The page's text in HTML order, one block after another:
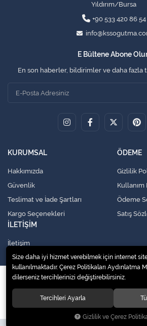
Yıldırım/Bursa
+90 533 420 86 54
E Bültene Abone
En son haberler, bildirimler ve daha fazla
KURUMSAL
Hakkımızda
Güvenlik
Teslimat ve İade Şartları
Kargo Seçenekleri
ÖDEME
Gizlilik
Kullanım
Ödeme
Satış
İLETİŞİM
İletişim
© 2020Küresel Soğutma Sistemleri Yedek Parça
Size daha iyi hizmet verebilmek için internet
kullanılmaktadır. Çerez Politikaları Aydınlatma
dilerseniz tercihlerinizi değiştirebilirsiniz.
Tercihleri Ayarla
Gizlilik ve Çerez